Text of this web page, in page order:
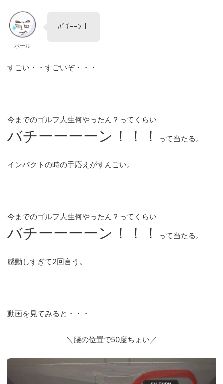
ボール
ﾊﾞﾁｰｰﾝ！
すごい・・すごいぞ・・・
今までのゴルフ人生何やったん？ってくらい
バチーーーーン！！！ って当たる。
インパクトの時の手応えがすんごい。
今までのゴルフ人生何やったん？ってくらい
バチーーーーン！！！ って当たる。
感動しすぎて2回言う。
動画を見てみると・・・
＼腰の位置で50度ちょい／